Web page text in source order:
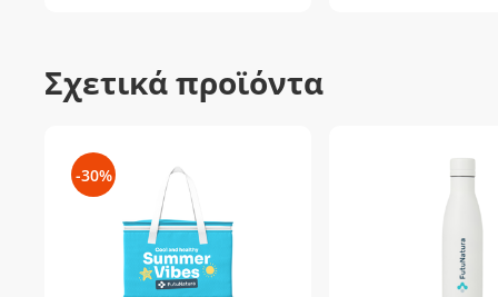
Σχετικά προϊόντα
-30%